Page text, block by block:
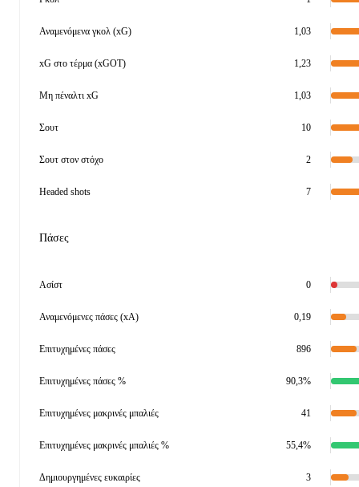
Αναμενόμενα γκολ (xG) 1,03
xG στο τέρμα (xGOT) 1,23
Μη πέναλτι xG 1,03
Σουτ 10
Σουτ στον στόχο 2
Headed shots 7
Πάσες
Ασίστ 0
Αναμενόμενες πάσες (xA) 0,19
Επιτυχημένες πάσες 896
Επιτυχημένες πάσες % 90,3%
Επιτυχημένες μακρινές μπαλιές 41
Επιτυχημένες μακρινές μπαλιές % 55,4%
Δημιουργημένες ευκαιρίες 3